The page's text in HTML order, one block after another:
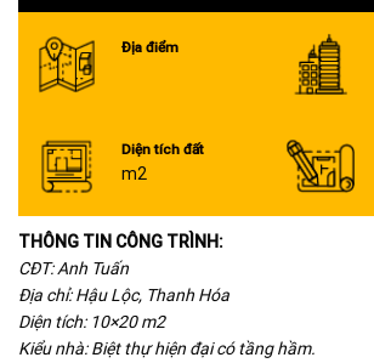
Địa điểm
Diện tích đất
m2
THÔNG TIN CÔNG TRÌNH:
CĐT: Anh Tuấn
Địa chỉ: Hậu Lộc, Thanh Hóa
Diện tích: 10×20 m2
Kiểu nhà: Biệt thự hiện đại có tầng hầm.